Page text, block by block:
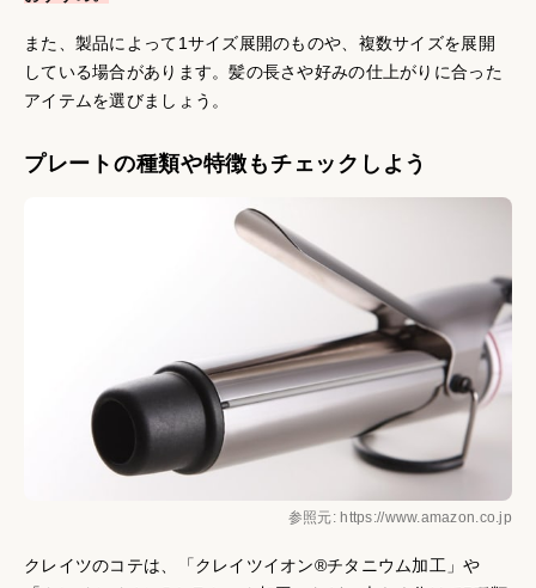
また、製品によって1サイズ展開のものや、複数サイズを展開
している場合があります。髪の長さや好みの仕上がりに合った
アイテムを選びましょう。
プレートの種類や特徴もチェックしよう
参照元: https://www.amazon.co.jp
クレイツのコテは、「クレイツイオン®チタニウム加工」や